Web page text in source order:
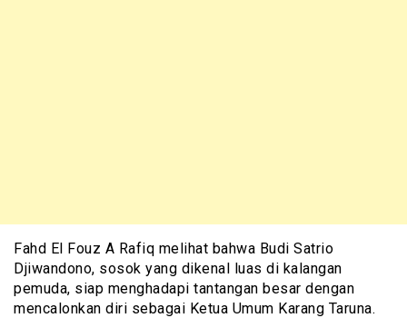
Fahd El Fouz A Rafiq melihat bahwa Budi Satrio
Djiwandono, sosok yang dikenal luas di kalangan
pemuda, siap menghadapi tantangan besar dengan
mencalonkan diri sebagai Ketua Umum Karang Taruna.